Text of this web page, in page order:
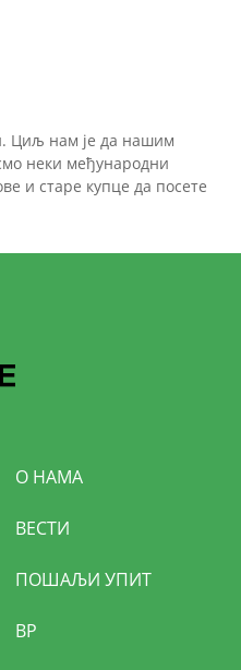
Циљ нам је да нашим
неки међународни
и старе купце да посете
О НАМА
ВЕСТИ
ПОШАЉИ УПИТ
ВР